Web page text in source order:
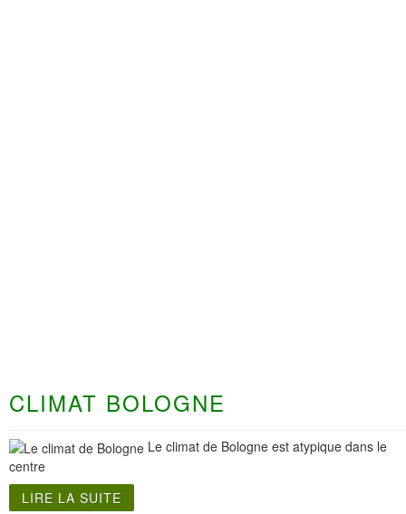
CLIMAT BOLOGNE
Le climat de Bologne est atypique dans le
centre
LIRE LA SUITE